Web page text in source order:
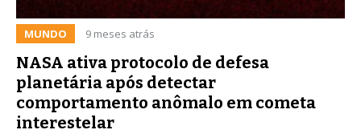
MUNDO 9 meses atrás
NASA ativa protocolo de defesa
planetária após detectar
comportamento anômalo em cometa
interestelar